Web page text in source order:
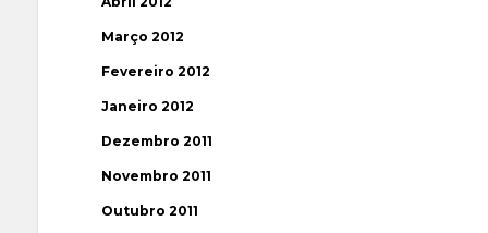
Março 2012
Fevereiro 2012
Janeiro 2012
Dezembro 2011
Novembro 2011
Outubro 2011